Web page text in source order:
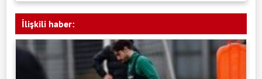
İlişkili haber: